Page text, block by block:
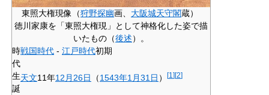
東照大権現像（狩野探幽画、 大阪城天守閣蔵）
徳川家康を「東照大権現」として神格化した姿で描
いたもの（後述）。
時
代
戦国時代 - 江戸時代初期
生
誕
天文11年12月26日 （1543年1月31日 ） [1 ][2]